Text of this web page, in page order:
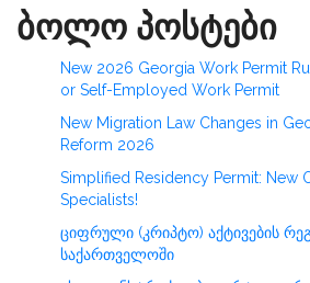
ბოლო პოსტები
New 2026 Georgia Work Permit
or Self-Employed Work Permit
New Migration Law Changes in
Reform 2026
Simplified Residency Permit: New
Specialists!
ციფრული (კრიპტო) აქტივების
საქართველოში